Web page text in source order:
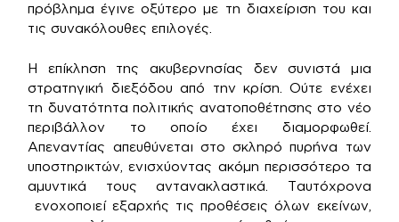
πρόβλημα έγινε οξύτερο με τη διαχείριση του και
τις συνακόλουθες επιλογές.
Η επίκληση της ακυβερνησίας δεν συνιστά μια
στρατηγική διεξόδου από την κρίση. Ούτε ενέχει
τη δυνατότητα πολιτικής ανατοποθέτησης στο νέο
περιβάλλον το οποίο έχει διαμορφωθεί.
Απεναντίας απευθύνεται στο σκληρό πυρήνα των
υποστηρικτών, ενισχύοντας ακόμη περισσότερο τα
αμυντικά τους αντανακλαστικά. Ταυτόχρονα
ενοχοποιεί εξαρχής τις προθέσεις όλων εκείνων,